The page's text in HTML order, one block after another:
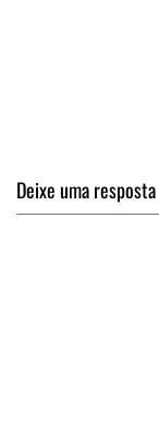
Deixe uma resposta